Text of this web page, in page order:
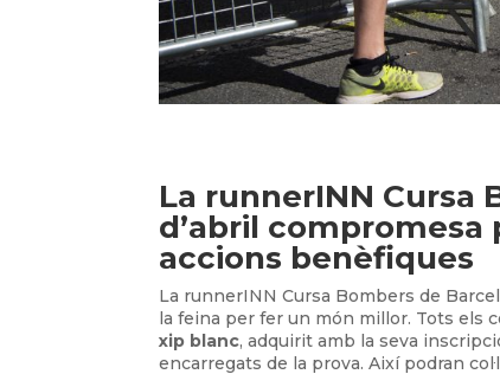
La runnerINN Cursa
d’abril
accions benèfiques
La runnerINN Cursa Bombers de
la feina per fer un món millor. Tots els
xip blanc, adquirit amb la seva
encarregats de la prova. Així podran